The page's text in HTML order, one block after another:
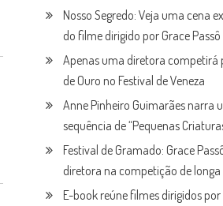
Nosso Segredo: Veja uma cena
do filme dirigido por Grace Passô
Apenas uma diretora competirá
de Ouro no Festival de Veneza
Anne Pinheiro Guimarães narra
sequência de “Pequenas
Festival de Gramado: Grace
diretora na competição de
E-book reúne filmes dirigidos